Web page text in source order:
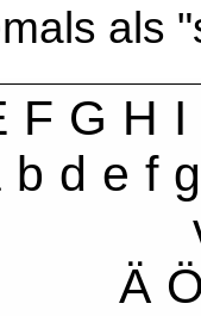
als
F G H I
b d e f g
Ä